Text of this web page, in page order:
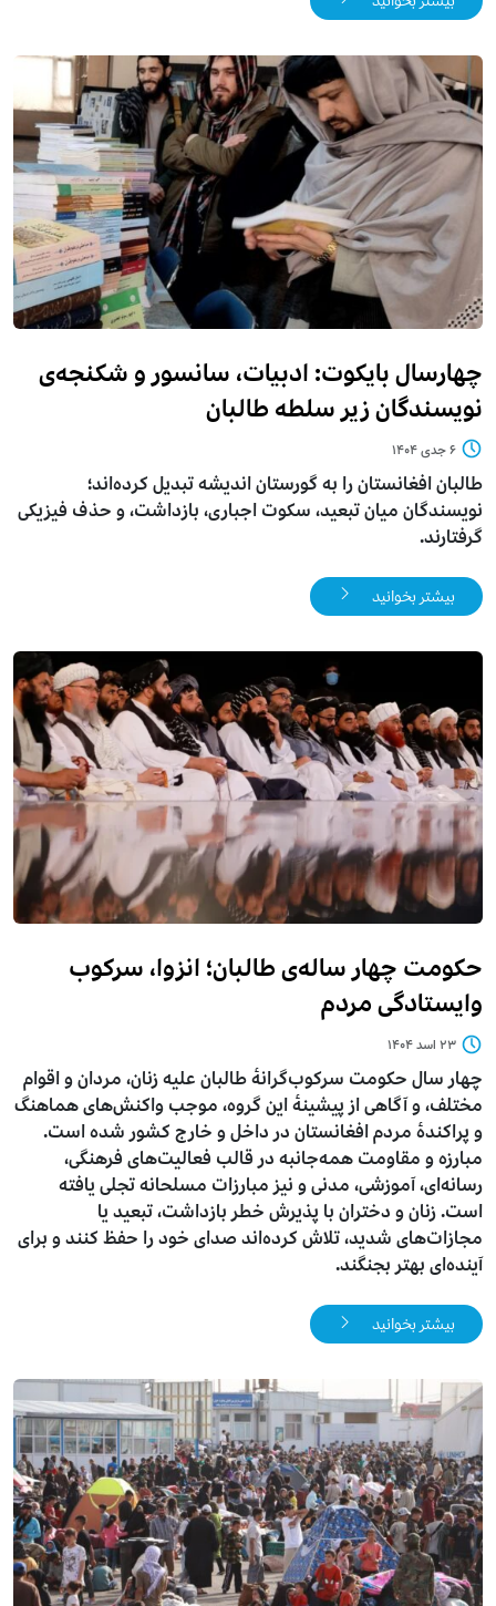
چهارسال بایکوت: ادبیات، سانسور و شکنجه‌ی
نویسندگان زیر سلطه طالبان
۶ جدی ۱۴۰۴
طالبان افغانستان را به گورستان اندیشه تبدیل کرده‌اند؛
نویسندگان میان تبعید، سکوت اجباری، بازداشت، و حذف فیزیکی
گرفتارند.
بیشتر بخوانید
حکومت چهار ساله‌ی‌ طالبان؛ انزوا، سرکوب
وایستادگی مردم
۲۳ اسد ۱۴۰۴
چهار سال حکومت سرکوب‌گرانهٔ طالبان علیه زنان، مردان و اقوام
مختلف، و آگاهی از پیشینهٔ این گروه، موجب واکنش‌های هماهنگ
و پراکندهٔ مردم افغانستان در داخل و خارج کشور شده است.
مبارزه و مقاومت همه‌جانبه در قالب فعالیت‌های فرهنگی،
رسانه‌ای، آموزشی، مدنی و نیز مبارزات مسلحانه تجلی یافته
است. زنان و دختران با پذیرش خطر بازداشت، تبعید یا
مجازات‌های شدید، تلاش کرده‌اند صدای خود را حفظ کنند و برای
آینده‌ای بهتر بجنگند.
بیشتر بخوانید